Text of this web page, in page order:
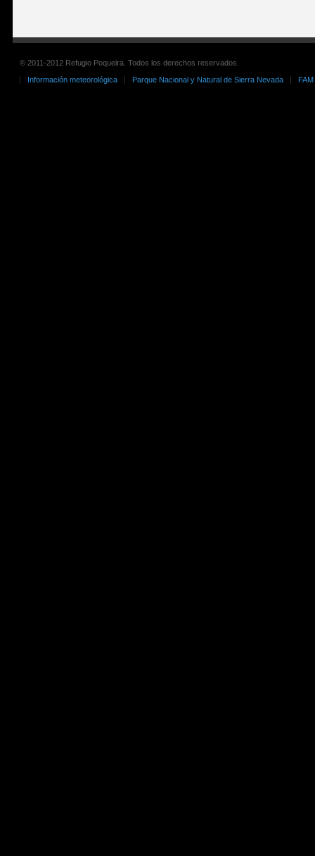
© 2011-2012 Refugio Poqueira. Todos los derechos reservados.
Información meteorológica
Parque Nacional y Natural de Sierra Nevada FAM